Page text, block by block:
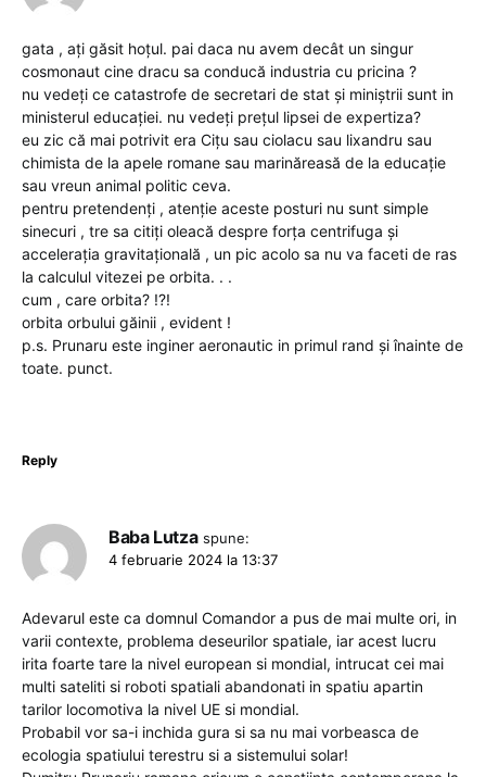
gata , ați găsit hoțul. pai daca nu avem decât un singur
cosmonaut cine dracu sa conducă industria cu pricina ?
nu vedeți ce catastrofe de secretari de stat și miniștrii sunt in
ministerul educației. nu vedeți prețul lipsei de expertiza?
eu zic că mai potrivit era Cițu sau ciolacu sau lixandru sau
chimista de la apele romane sau marinăreasă de la educație
sau vreun animal politic ceva.
pentru pretendenți , atenție aceste posturi nu sunt simple
sinecuri , tre sa citiți oleacă despre forța centrifuga și
accelerația gravitațională , un pic acolo sa nu va faceti de ras
la calculul vitezei pe orbita. . .
cum , care orbita? !?!
orbita orbului găinii , evident !
p.s. Prunaru este inginer aeronautic in primul rand și înainte de
toate. punct.
Reply
Baba Lutza spune:
4 februarie 2024 la 13:37
Adevarul este ca domnul Comandor a pus de mai multe ori, in
varii contexte, problema deseurilor spatiale, iar acest lucru
irita foarte tare la nivel european si mondial, intrucat cei mai
multi sateliti si roboti spatiali abandonati in spatiu apartin
tarilor locomotiva la nivel UE si mondial.
Probabil vor sa-i inchida gura si sa nu mai vorbeasca de
ecologia spatiului terestru si a sistemului solar!